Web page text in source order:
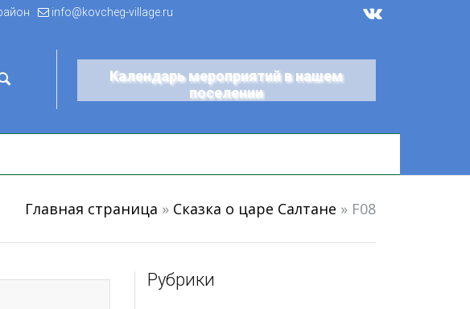
info@kovcheg-village.ru
Календарь мероприятий в нашем
поселении
Главная страница » Сказка о царе Салтане » F08
Рубрики